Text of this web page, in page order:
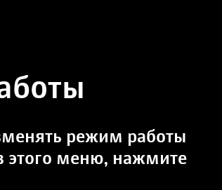
режим работы
этого меню, нажмите